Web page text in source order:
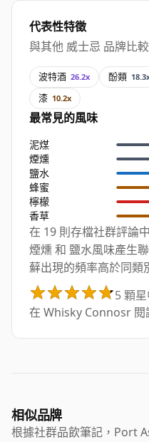
代表性特徵
與其他 威士忌 品牌比較
波特酒 26.2x 酚類
漆 10.2x
最常見的風味
泥煤
煙燻
鹽水
蜂蜜
檸檬
香草
在 19 則存檔社群評論
煙燻 和 鹽水風味產生
蘚出現的頻率高於同類
5 顆
在 Whisky Connosr 閱
相似品牌
根據社群品飲筆記，Port